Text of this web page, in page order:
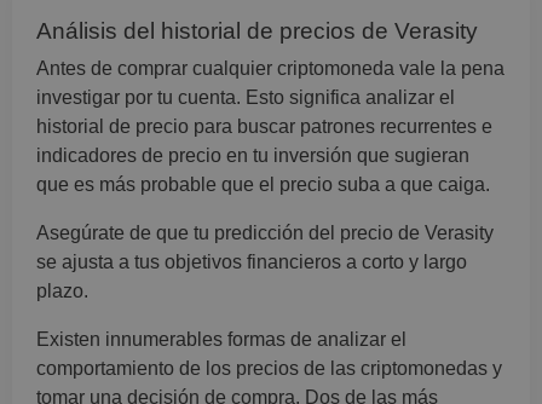
Análisis del historial de precios de Verasity
Antes de comprar cualquier criptomoneda vale la pena
investigar por tu cuenta. Esto significa analizar el
historial de precio para buscar patrones recurrentes e
indicadores de precio en tu inversión que sugieran
que es más probable que el precio suba a que caiga.
Asegúrate de que tu predicción del precio de Verasity
se ajusta a tus objetivos financieros a corto y largo
plazo.
Existen innumerables formas de analizar el
comportamiento de los precios de las criptomonedas y
tomar una decisión de compra. Dos de las más